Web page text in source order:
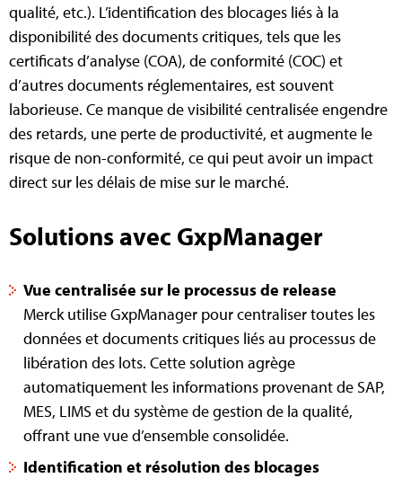
qualité, etc.). L’identification des blocages liés à la
disponibilité des documents critiques, tels que les
certificats d’analyse (COA), de conformité (COC) et
d’autres documents réglementaires, est souvent
laborieuse. Ce manque de visibilité centralisée engendre
des retards, une perte de productivité, et augmente le
risque de non-conformité, ce qui peut avoir un impact
direct sur les délais de mise sur le marché.
Solutions avec GxpManager
Vue centralisée sur le processus de release
Merck utilise GxpManager pour centraliser toutes les
données et documents critiques liés au processus de
libération des lots. Cette solution agrège
automatiquement les informations provenant de SAP,
MES, LIMS et du système de gestion de la qualité,
offrant une vue d’ensemble consolidée.
Identification et résolution des blocages